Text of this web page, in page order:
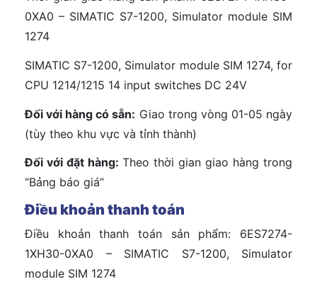
0XA0 – SIMATIC S7-1200, Simulator module SIM
1274
SIMATIC S7-1200, Simulator module SIM 1274, for
CPU 1214/1215 14 input switches DC 24V
Đối với hàng có sẵn: Giao trong vòng 01-05 ngày
(tùy theo khu vực và tỉnh thành)
Đối với đặt hàng: Theo thời gian giao hàng trong
“Bảng báo giá”
Điều khoản thanh toán
Điều khoản thanh toán sản phẩm: 6ES7274-
1XH30-0XA0 – SIMATIC S7-1200, Simulator
module SIM 1274